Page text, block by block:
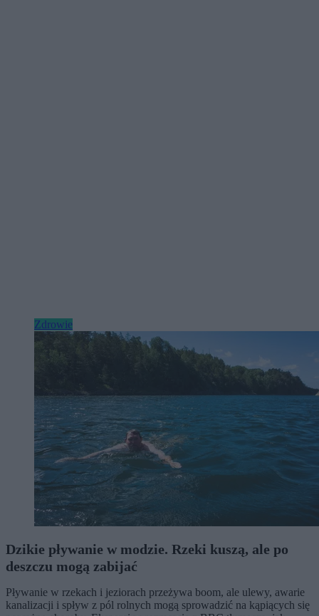
Zdrowie
Dzikie pływanie w modzie. Rzeki kuszą, ale po
deszczu mogą zabijać
Pływanie w rzekach i jeziorach przeżywa boom, ale ulewy, awarie
kanalizacji i spływ z pól rolnych mogą sprowadzić na kąpiących się